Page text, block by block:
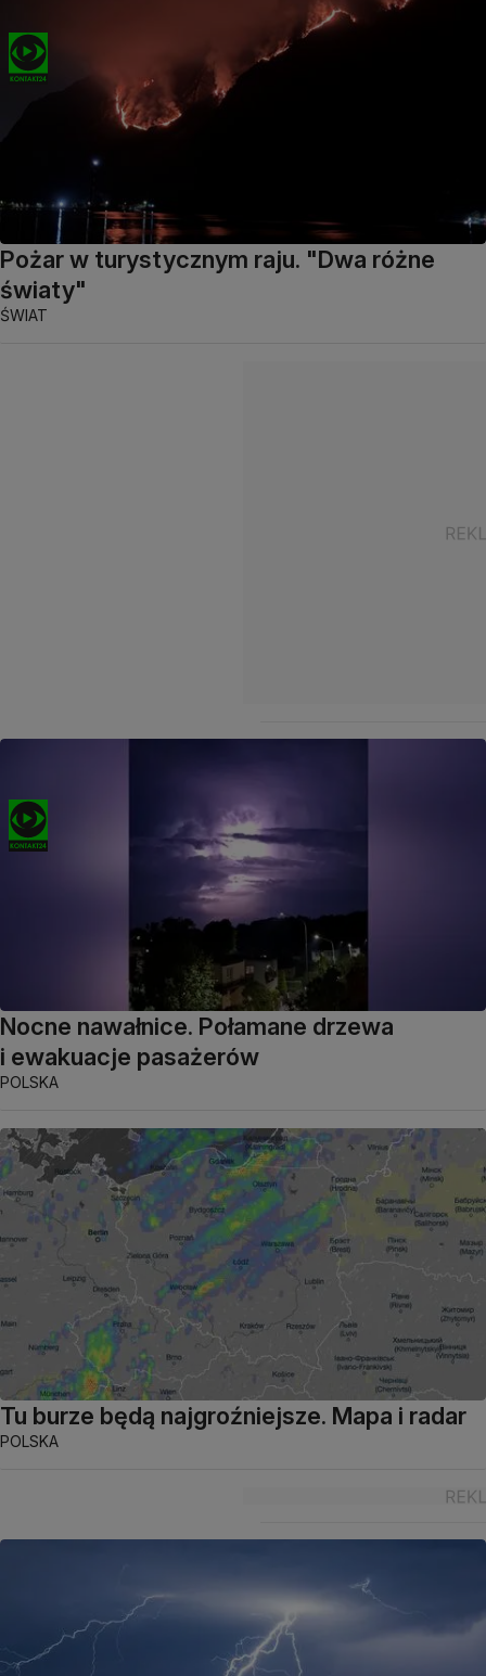
Pożar w turystycznym raju. "Dwa różne
światy"
ŚWIAT
Nocne nawałnice. Połamane drzewa
i ewakuacje pasażerów
POLSKA
Tu burze będą najgroźniejsze. Mapa i radar
POLSKA